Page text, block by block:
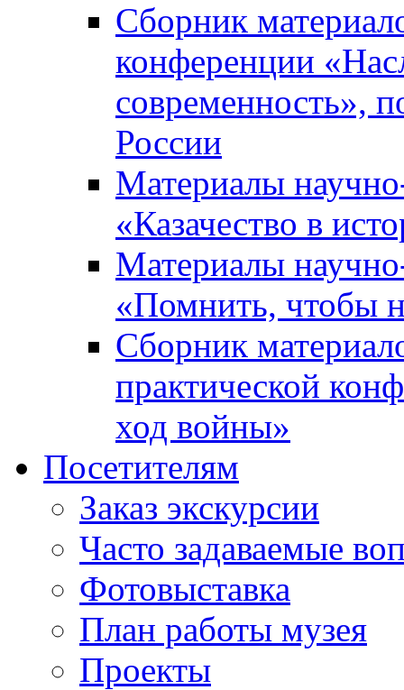
Сборник
конференции
современность»,
России
Материалы
«Казачество в
Материалы
«Помнить, чтобы
Сборник
практической
ход войны»
Посетителям
Заказ экскурсии
Часто задаваемые
Фотовыставка
План работы музея
Проекты